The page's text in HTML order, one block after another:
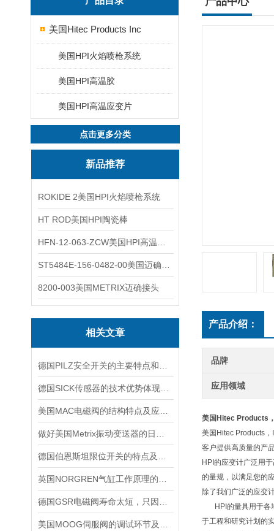
美国Hitec Products Inc
美国HPI火焰喷枪系统
美国HPI高温胶
美国HPI高温应变片
点击更多分类
新品推荐
ROKIDE 2美国HPI火焰喷枪系统
HT ROD美国HPI陶瓷棒
8200-003美国METRIX迈确接头
相关文章
产品介绍：
品牌
应用领域
美国Hitec Products
美国Hitec Products
客户提供高质量的产
HPI的应变计广泛用
的量规，以满足您的
除了我们广泛的应变
HPI的量具用于各地
于工程和研究计划的